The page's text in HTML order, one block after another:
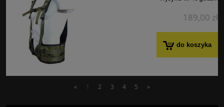
189,00 zł
do koszyka
« 1 2 3 4 5 »